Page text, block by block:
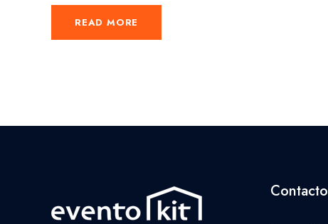
READ MORE
Contacto